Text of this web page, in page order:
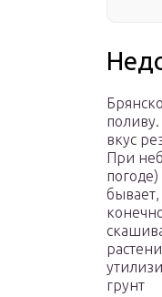
вкус
При
бывает,
грунт